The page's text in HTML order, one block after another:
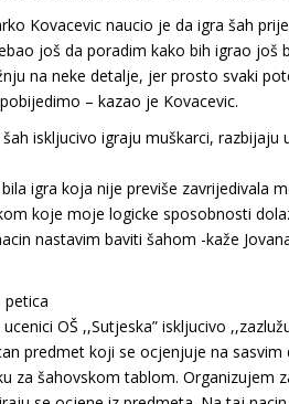
Kovacevic naucio je da igra šah
još da poradim kako bih igrao još
na neke detalje, jer prosto svaki
– kazao je Kovacevic.
iskljucivo igraju muškarci,
igra koja nije previše zavrijedivala
koje moje logicke sposobnosti
nastavim baviti šahom -kaže
petica
OŠ ,,Sutjeska” iskljucivo
predmet koji se ocjenjuje na
za šahovskom tablom. Organizujem